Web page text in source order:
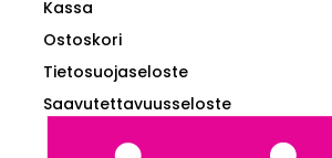
Kassa
Ostoskori
Tietosuojaseloste
Saavutettavuusseloste